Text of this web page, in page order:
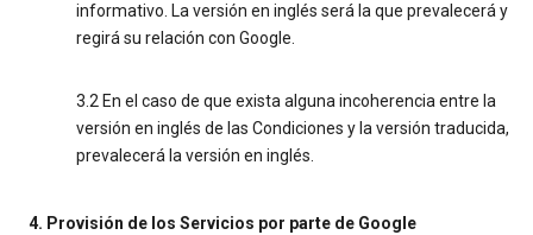
informativo. La versión en inglés será la que prevalecerá y
regirá su relación con Google.
3.2 En el caso de que exista alguna incoherencia entre la
versión en inglés de las Condiciones y la versión traducida,
prevalecerá la versión en inglés.
4. Provisión de los Servicios por parte de Google